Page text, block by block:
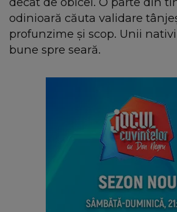
odinioară căuta validare
profunzime și scop. Unii
bune spre seară.